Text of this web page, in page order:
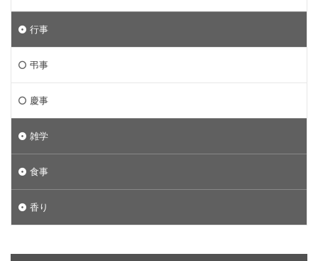
行事
弔事
慶事
雑学
食事
香り